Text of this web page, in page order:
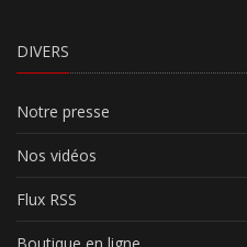
DIVERS
Notre presse
Nos vidéos
Flux RSS